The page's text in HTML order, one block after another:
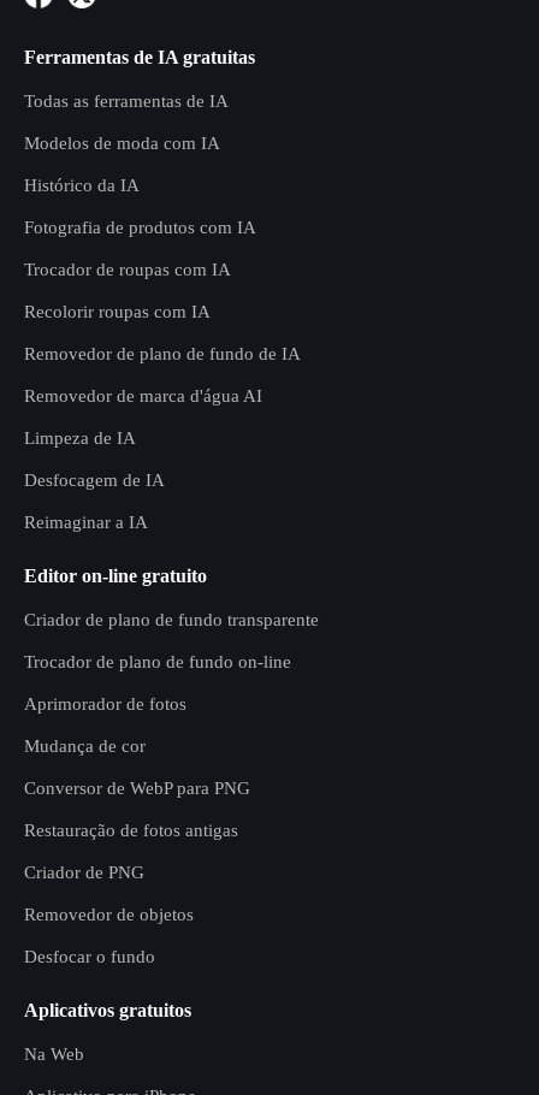
Ferramentas de IA gratuitas
Todas as ferramentas de IA
Modelos de moda com IA
Histórico da IA
Fotografia de produtos com IA
Trocador de roupas com IA
Recolorir roupas com IA
Removedor de plano de fundo de IA
Removedor de marca d'água AI
Limpeza de IA
Desfocagem de IA
Reimaginar a IA
Editor on-line gratuito
Criador de plano de fundo transparente
Trocador de plano de fundo on-line
Aprimorador de fotos
Mudança de cor
Conversor de WebP para PNG
Restauração de fotos antigas
Criador de PNG
Removedor de objetos
Desfocar o fundo
Aplicativos gratuitos
Na Web